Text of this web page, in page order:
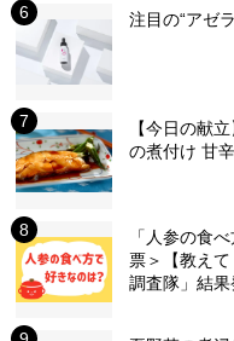
注目の“アゼ
【今日の献
の煮付け 甘
「人参の食
票＞【教え
調査隊」結果